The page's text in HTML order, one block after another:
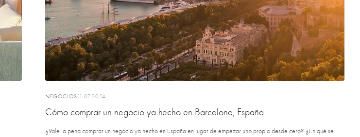
NEGOCIOS 11.07.2024
Cómo comprar un negocio ya hecho en Barcelona, ​​España
¿Vale la pena comprar un negocio ya hecho en España en lugar de empezar uno propio desde cero? ¿En qué se